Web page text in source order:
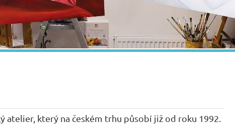
atelier, který na českém trhu působí již od roku 1992.